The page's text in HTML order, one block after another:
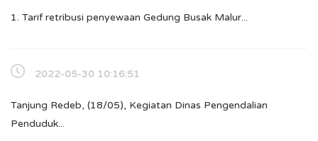
1. Tarif retribusi penyewaan Gedung Busak Malur...
2022-05-30 10:16:51
Tanjung Redeb, (18/05), Kegiatan Dinas Pengendalian
Penduduk...